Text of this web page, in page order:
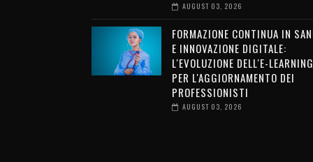
AUGUST 03, 2026
FORMAZIONE CONTINUA IN
E INNOVAZIONE DIGITALE:
L'EVOLUZIONE DELL'E-LEARNING
PER L'AGGIORNAMENTO DEI
PROFESSIONISTI
AUGUST 03, 2026